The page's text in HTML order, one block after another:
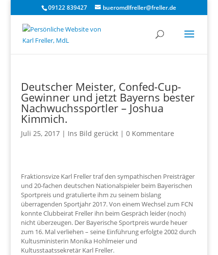
09122 839427 bueromdlfreller@freller.de
Deutscher Meister, Confed-Cup-
Gewinner und jetzt Bayerns bester
Nachwuchssportler – Joshua
Kimmich.
Juli 25, 2017| Ins Bild gerückt| 0 Kommentare
Fraktionsvize Karl Freller traf den sympathischen Preisträger
und 20-fachen deutschen Nationalspieler beim Bayerischen
Sportpreis und gratulierte ihm zu seinem bislang
überragenden Sportjahr 2017. Von einem Wechsel zum FCN
konnte Clubbeirat Freller ihn beim Gespräch leider (noch)
nicht überzeugen. Der Bayerische Sportpreis wurde heuer
zum 16. Mal verliehen – seine Einführung erfolgte 2002 durch
Kultusministerin Monika Hohlmeier und
Kultusstaatssekretär Karl Freller.